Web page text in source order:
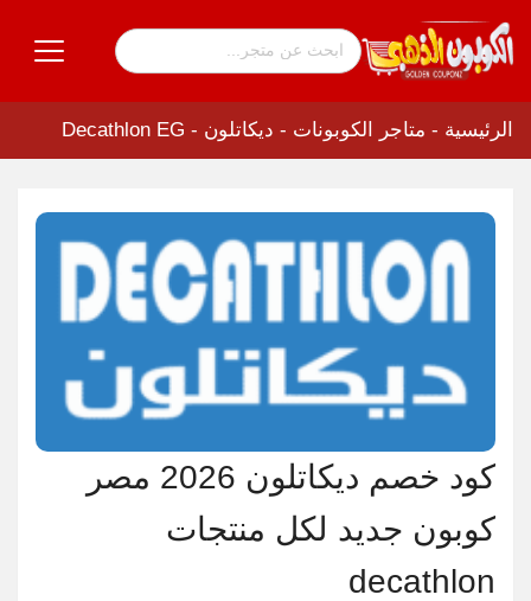
الرئيسية - متاجر الكوبونات - ديكاتلون - Decathlon EG
كود خصم ديكاتلون 2026 مصر
كوبون جديد لكل منتجات
decathlon